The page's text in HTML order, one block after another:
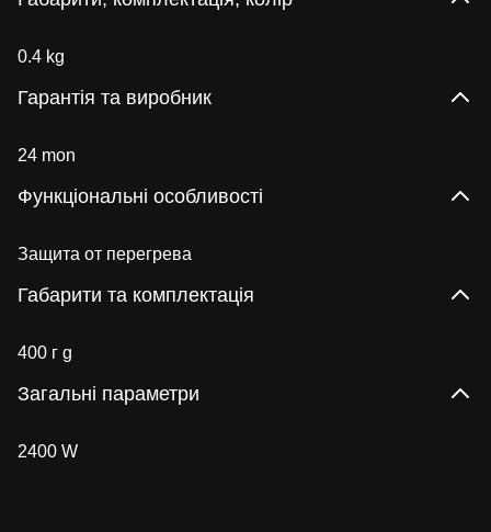
0.4 kg
Гарантія та виробник
24 mon
Функціональні особливості
Защита от перегрева
Габарити та комплектація
400 г g
Загальні параметри
2400 W